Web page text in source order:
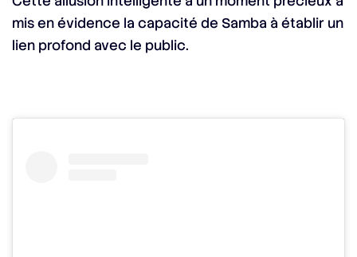
mis en évidence la capacité de Samba à établir un
lien profond avec le public.